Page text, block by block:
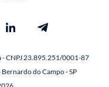
- CNPJ 23.895.251/0001-87
Bernardo do Campo - SP